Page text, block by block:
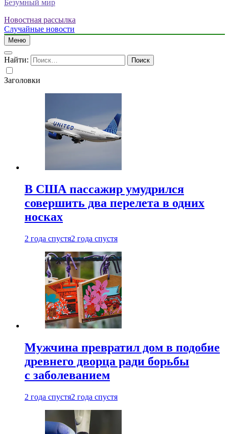
Безумный мир
Новостная рассылка
Случайные новости
Меню
Найти:
Заголовки
В США пассажир умудрился
совершить два перелета в одних
носках
2 года спустя2 года спустя
Мужчина превратил дом в подобие
древнего дворца ради борьбы
с заболеванием
2 года спустя2 года спустя